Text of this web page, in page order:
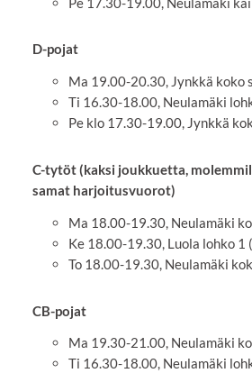
D-pojat
Ma 19.00-20.30, Jynkkä koko
Ti 16.30-18.00, Neulamäki
Pe klo 17.30-19.00, Jynkkä
C-tytöt (kaksi joukkuetta,
samat harjoitusvuorot)
Ma 18.00-19.30, Neulamäki
Ke 18.00-19.30, Luola lohko 1
To 18.00-19.30, Neulamäki
CB-pojat
Ma 19.30-21.00, Neulamäki
Ti 16.30-18.00, Neulamäki